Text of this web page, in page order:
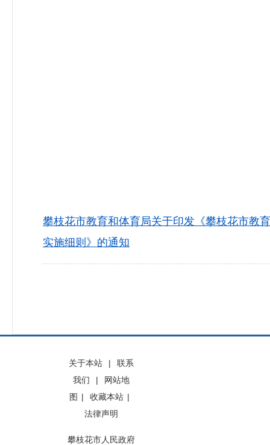
攀枝花市教育和体育局关于印发《攀枝花市教
实施细则》的通知
关于本站 |
联系
我们
|
网站地
图 | 收藏本站 |
法律声明
攀枝花市人民政府